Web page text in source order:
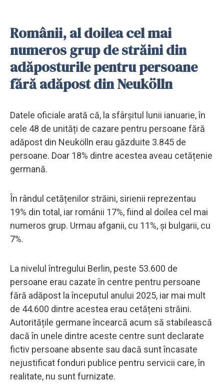
Românii, al doilea cel mai
numeros grup de străini din
adăposturile pentru persoane
fără adăpost din Neukölln
Datele oficiale arată că, la sfârșitul lunii ianuarie, în
cele 48 de unități de cazare pentru persoane fără
adăpost din Neukölln erau găzduite 3.845 de
persoane. Doar 18% dintre acestea aveau cetățenie
germană.
În rândul cetățenilor străini, sirienii reprezentau
19% din total, iar românii 17%, fiind al doilea cel mai
numeros grup. Urmau afganii, cu 11%, și bulgarii, cu
7%.
La nivelul întregului Berlin, peste 53.600 de
persoane erau cazate în centre pentru persoane
fără adăpost la începutul anului 2025, iar mai mult
de 44.600 dintre acestea erau cetățeni străini.
Autoritățile germane încearcă acum să stabilească
dacă în unele dintre aceste centre sunt declarate
fictiv persoane absente sau dacă sunt încasate
nejustificat fonduri publice pentru servicii care, în
realitate, nu sunt furnizate.